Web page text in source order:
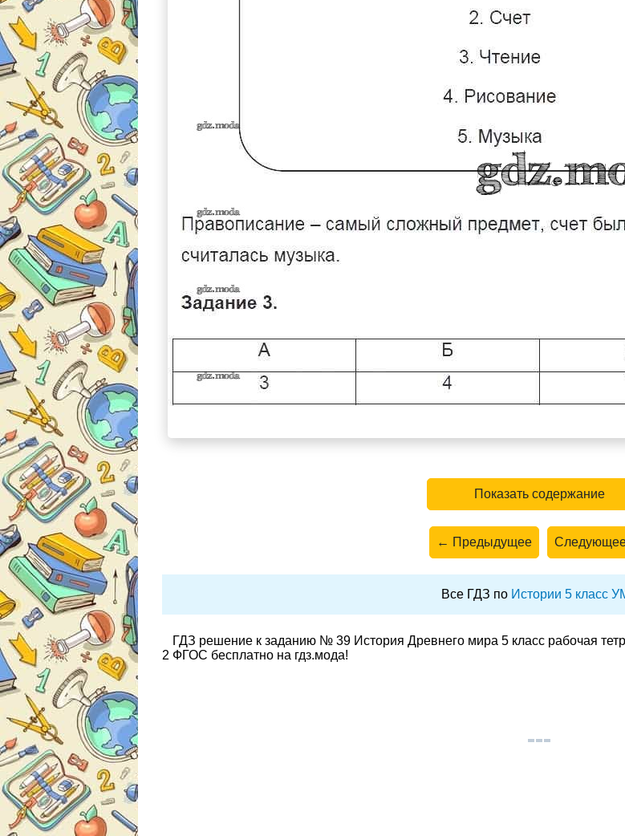
Показать содержание
← Предыдущее
Все ГДЗ по Истории 5 класс
ГДЗ решение к заданию № 39 История Древнего мира 5 класс рабочая
2 ФГОС бесплатно на гдз.мода!